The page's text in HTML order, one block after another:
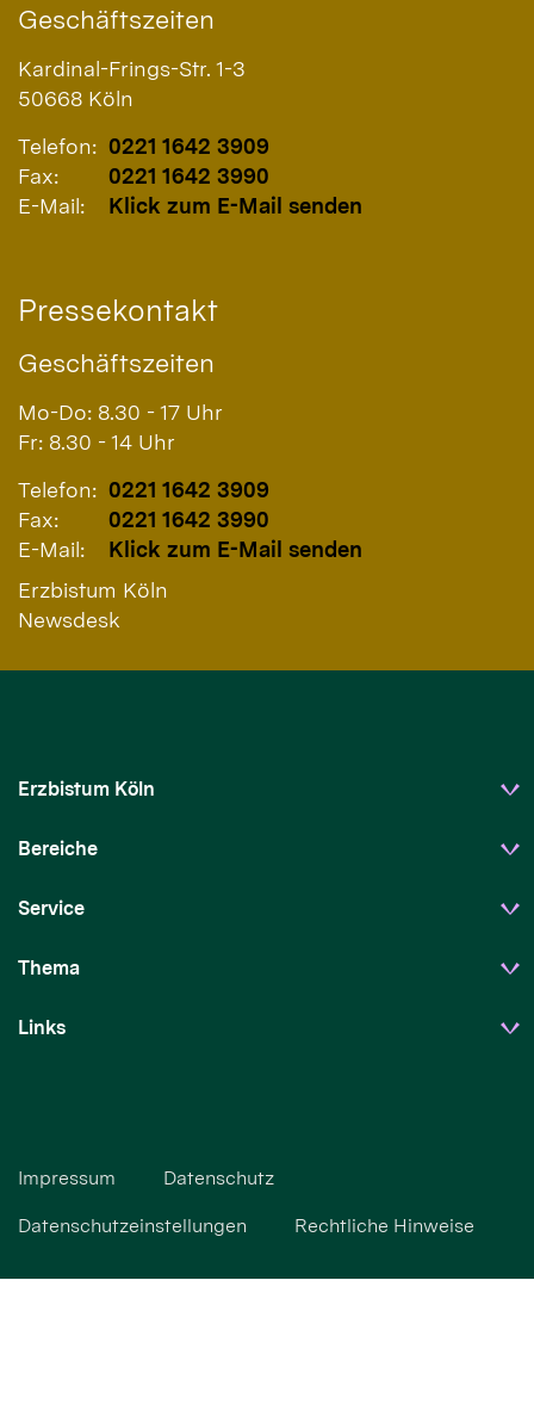
Geschäftszeiten
Kardinal-Frings-Str. 1-3
50668 Köln
Telefon: 0221 1642 3909
Fax:
0221 1642 3990
E-Mail:
Klick zum E-Mail senden
Pressekontakt
Geschäftszeiten
Mo-Do: 8.30 - 17 Uhr
Fr: 8.30 - 14 Uhr
Telefon: 0221 1642 3909
Fax:
0221 1642 3990
E-Mail:
Klick zum E-Mail senden
Erzbistum Köln
Newsdesk
Erzbistum Köln
Bereiche
Service
Thema
Links
Impressum Datenschutz
Datenschutzeinstellungen Rechtliche Hinweise